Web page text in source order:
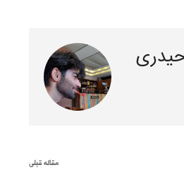
مقاله قبلی